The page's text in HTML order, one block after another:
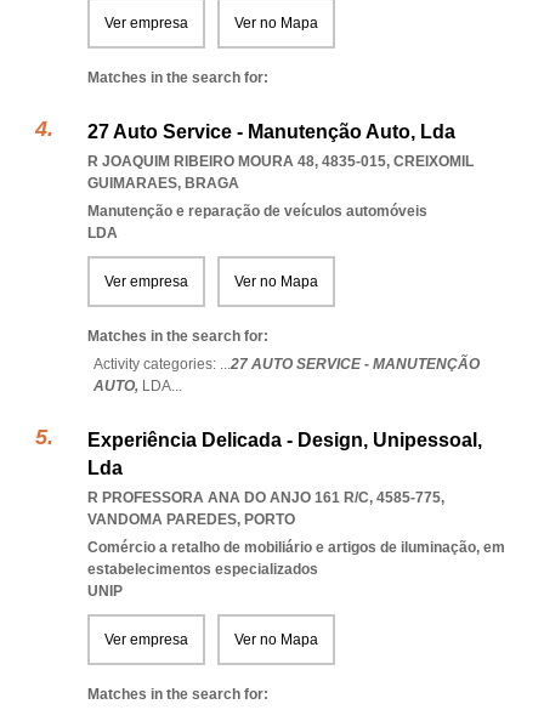
Ver empresa Ver no Mapa
Matches in the search for:
27 Auto Service - Manutenção Auto, Lda
R JOAQUIM RIBEIRO MOURA 48, 4835-015, CREIXOMIL
GUIMARAES, BRAGA
Manutenção e reparação de veículos automóveis
LDA
Ver empresa Ver no Mapa
Matches in the search for:
Activity categories: ...27 AUTO SERVICE - MANUTENÇÃO
AUTO, LDA...
Experiência Delicada - Design, Unipessoal,
Lda
R PROFESSORA ANA DO ANJO 161 R/C, 4585-775,
VANDOMA PAREDES, PORTO
Comércio a retalho de mobiliário e artigos de iluminação, em
estabelecimentos especializados
UNIP
Ver empresa Ver no Mapa
Matches in the search for: